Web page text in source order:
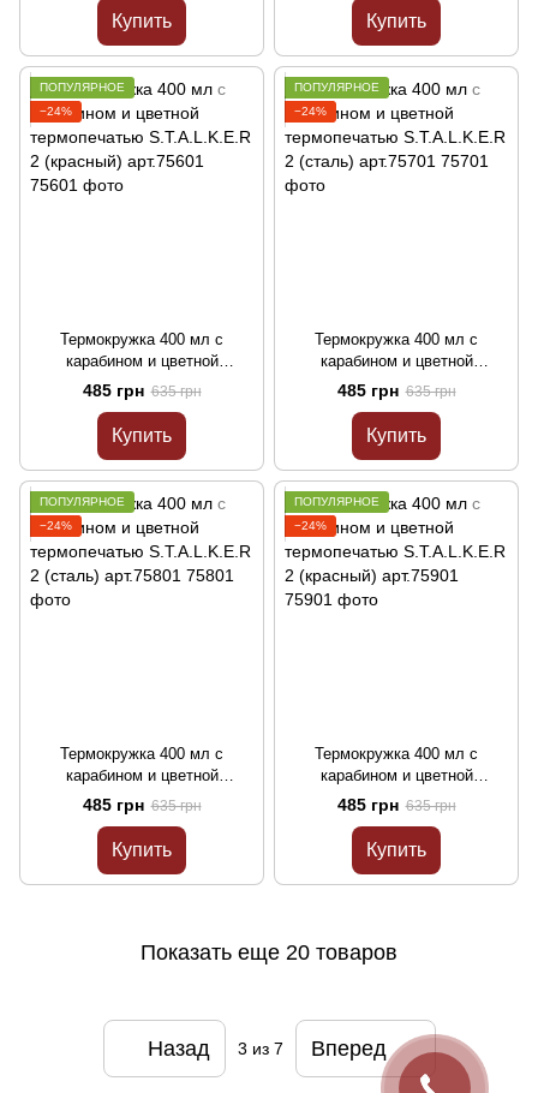
Купить Купить
ПОПУЛЯРНОЕ
−24%
Термокружка 400 мл с
карабином и цветной
термопечатью S.T.A.L.K.E.R 2
(красный) арт.75601
485 грн 635 грн
Купить
ПОПУЛЯРНОЕ
−24%
Термокружка 400 мл с
карабином и цветной
термопечатью S.T.A.L.K.E.R 2
(сталь) арт.75701
485 грн 635 грн
Купить
ПОПУЛЯРНОЕ
−24%
Термокружка 400 мл с
карабином и цветной
термопечатью S.T.A.L.K.E.R 2
(сталь) арт.75801
485 грн 635 грн
Купить
ПОПУЛЯРНОЕ
−24%
Термокружка 400 мл с
карабином и цветной
термопечатью S.T.A.L.K.E.R 2
(красный) арт.75901
485 грн 635 грн
Купить
Показать еще 20 товаров
Назад 3 из 7 Вперед